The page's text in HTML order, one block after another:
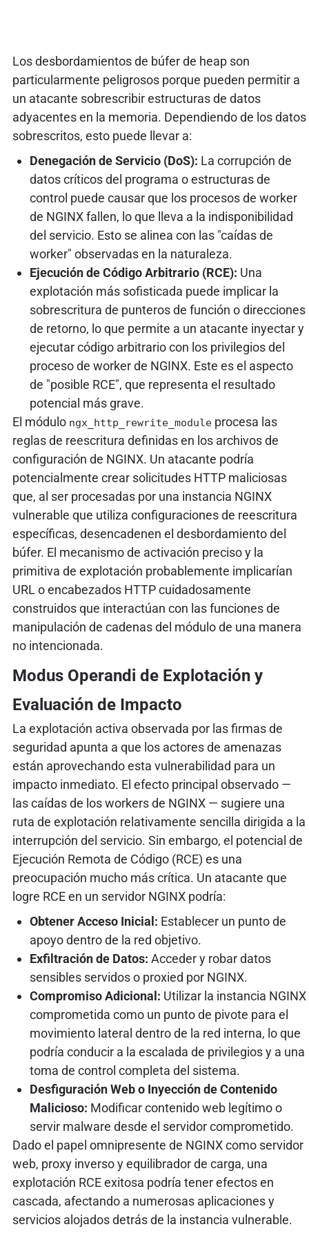
Los desbordamientos de búfer de heap son
particularmente peligrosos porque pueden permitir a
un atacante sobrescribir estructuras de datos
adyacentes en la memoria. Dependiendo de los datos
sobrescritos, esto puede llevar a:
Denegación de Servicio (DoS): La corrupción de
datos críticos del programa o estructuras de
control puede causar que los procesos de worker
de NGINX fallen, lo que lleva a la indisponibilidad
del servicio. Esto se alinea con las "caídas de
worker" observadas en la naturaleza.
Ejecución de Código Arbitrario (RCE): Una
explotación más sofisticada puede implicar la
sobrescritura de punteros de función o direcciones
de retorno, lo que permite a un atacante inyectar y
ejecutar código arbitrario con los privilegios del
proceso de worker de NGINX. Este es el aspecto
de "posible RCE", que representa el resultado
potencial más grave.
El módulo ngx_http_rewrite_moduleprocesa las
reglas de reescritura definidas en los archivos de
configuración de NGINX. Un atacante podría
potencialmente crear solicitudes HTTP maliciosas
que, al ser procesadas por una instancia NGINX
vulnerable que utiliza configuraciones de reescritura
específicas, desencadenen el desbordamiento del
búfer. El mecanismo de activación preciso y la
primitiva de explotación probablemente implicarían
URL o encabezados HTTP cuidadosamente
construidos que interactúan con las funciones de
manipulación de cadenas del módulo de una manera
no intencionada.
Modus Operandi de Explotación y
Evaluación de Impacto
La explotación activa observada por las firmas de
seguridad apunta a que los actores de amenazas
están aprovechando esta vulnerabilidad para un
impacto inmediato. El efecto principal observado —
las caídas de los workers de NGINX — sugiere una
ruta de explotación relativamente sencilla dirigida a la
interrupción del servicio. Sin embargo, el potencial de
Ejecución Remota de Código (RCE) es una
preocupación mucho más crítica. Un atacante que
logre RCE en un servidor NGINX podría:
Obtener Acceso Inicial: Establecer un punto de
apoyo dentro de la red objetivo.
Exfiltración de Datos: Acceder y robar datos
sensibles servidos o proxied por NGINX.
Compromiso Adicional: Utilizar la instancia NGINX
comprometida como un punto de pivote para el
movimiento lateral dentro de la red interna, lo que
podría conducir a la escalada de privilegios y a una
toma de control completa del sistema.
Desfiguración Web o Inyección de Contenido
Malicioso: Modificar contenido web legítimo o
servir malware desde el servidor comprometido.
Dado el papel omnipresente de NGINX como servidor
web, proxy inverso y equilibrador de carga, una
explotación RCE exitosa podría tener efectos en
cascada, afectando a numerosas aplicaciones y
servicios alojados detrás de la instancia vulnerable.